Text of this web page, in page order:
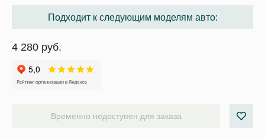
Подходит к следующим моделям авто:
4 280 руб.
Временно недоступен для заказа